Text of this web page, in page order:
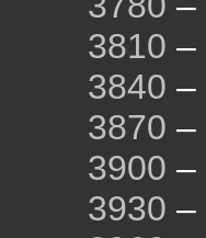
3810 –
3840 –
3870 –
3900 –
3930 –